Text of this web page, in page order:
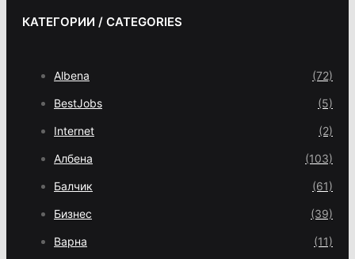
КАТЕГОРИИ / CATEGORIES
Albena (72)
BestJobs (5)
Internet (2)
Албена (103)
Балчик (61)
Бизнес (39)
Варна (11)